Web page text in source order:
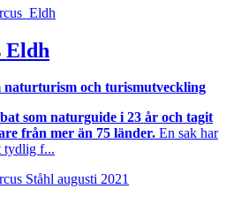
Eldh
naturturism och turismutveckling
som naturguide i 23 år och tagit
från mer än 75 länder. En sak har
tydlig f...